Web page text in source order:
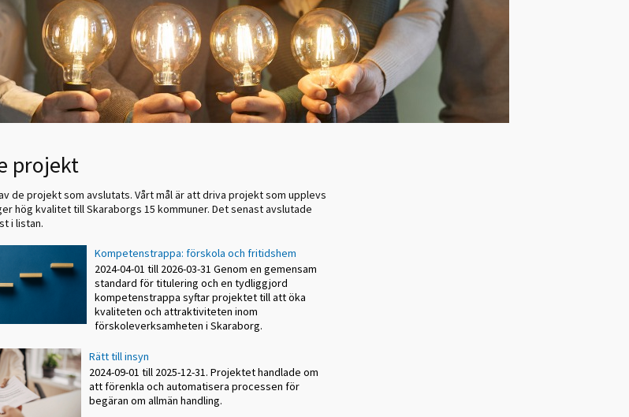
projekt
de projekt som avslutats. Vårt mål är att driva projekt som upplevs
hög kvalitet till Skaraborgs 15 kommuner. Det senast avslutade
i listan.
Kompetenstrappa: förskola och fritidshem
2024-04-01 till 2026-03-31 Genom en gemensam
standard för titulering och en tydliggjord
kompetenstrappa syftar projektet till att öka
kvaliteten och attraktiviteten inom
förskoleverksamheten i Skaraborg.
Rätt till insyn
2024-09-01 till 2025-12-31. Projektet handlade om
att förenkla och automatisera processen för
begäran om allmän handling.